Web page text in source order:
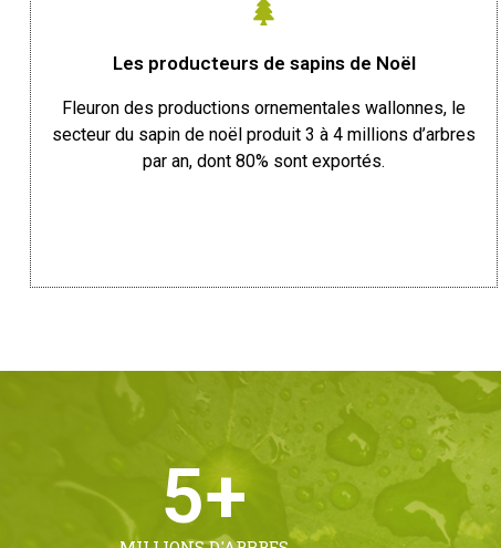
Les producteurs de sapins de Noël
Fleuron des productions ornementales wallonnes, le
secteur du sapin de noël produit 3 à 4 millions d’arbres
par an, dont 80% sont exportés.
5+